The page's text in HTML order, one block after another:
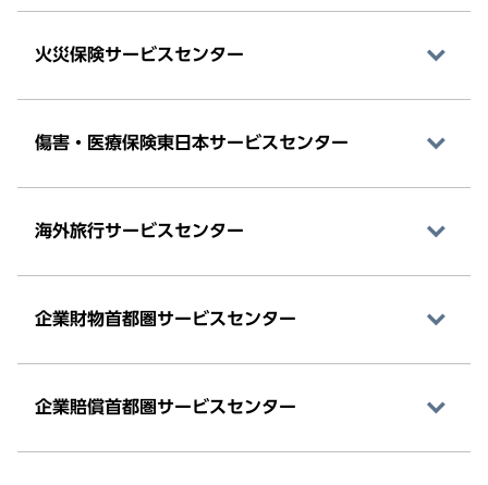
火災保険サービスセンター
傷害・医療保険東日本サービスセンター
海外旅行サービスセンター
企業財物首都圏サービスセンター
企業賠償首都圏サービスセンター